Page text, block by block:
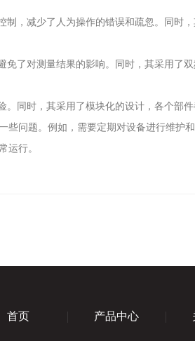
减少了人为操作的错误和疏忽。同时
对测量结果的影响。同时，其采用了
时，其采用了模块化的设计，各个部件
题。例如，需要定期对设备进行维护
运行。
首页 产品中心